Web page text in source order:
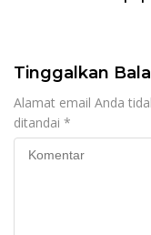
Tinggalkan
Alamat email Anda
ditandai *